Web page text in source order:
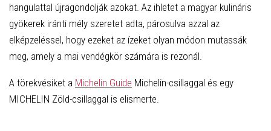
hangulattal újragondolják azokat. Az ihletet a magyar kulináris
gyökerek iránti mély szeretet adta, párosulva azzal az
elképzeléssel, hogy ezeket az ízeket olyan módon mutassák
meg, amely a mai vendégkör számára is rezonál.
A törekvésiket a Michelin Guide Michelin-csillaggal és egy
MICHELIN Zöld-csillaggal is elismerte.